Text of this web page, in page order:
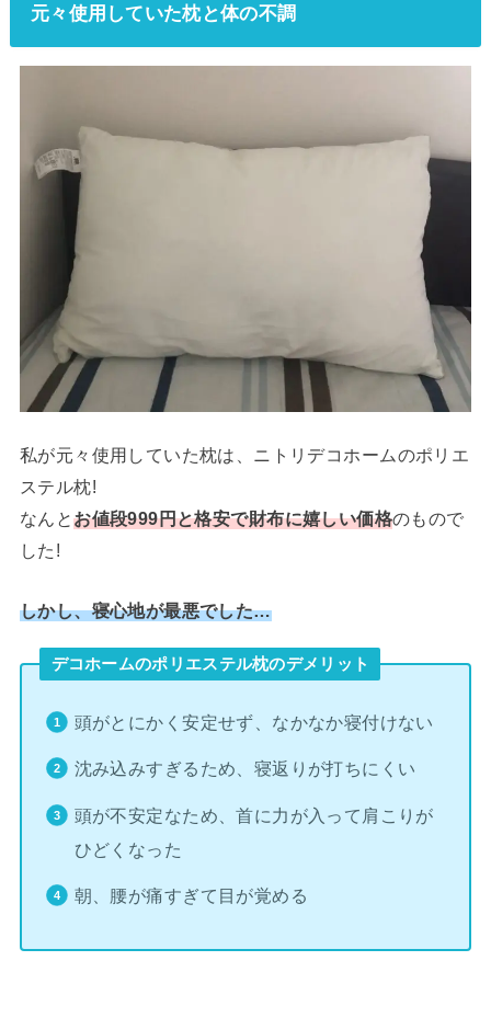
元々使用していた枕と体の不調
私が元々使用していた枕は、ニトリデコホームのポリエ
ステル枕!
なんとお値段999円と格安で財布に嬉しい価格のもので
した!
しかし、寝心地が最悪でした…
デコホームのポリエステル枕のデメリット
頭がとにかく安定せず、なかなか寝付けない
沈み込みすぎるため、寝返りが打ちにくい
頭が不安定なため、首に力が入って肩こりが
ひどくなった
朝、腰が痛すぎて目が覚める